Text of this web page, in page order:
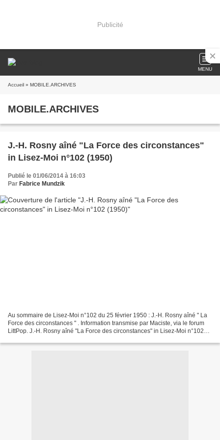
Publicité
MENU
Accueil » MOBILE.ARCHIVES
MOBILE.ARCHIVES
J.-H. Rosny aîné "La Force des circonstances"
in Lisez-Moi n°102 (1950)
Publié le 01/06/2014 à 16:03
Par Fabrice Mundzik
Au sommaire de Lisez-Moi n°102 du 25 février 1950 : J.-H. Rosny aîné " La
Force des circonstances " . Information transmise par Maciste, via le forum
LittPop. J.-H. Rosny aîné "La Force des circonstances" in Lisez-Moi n°102